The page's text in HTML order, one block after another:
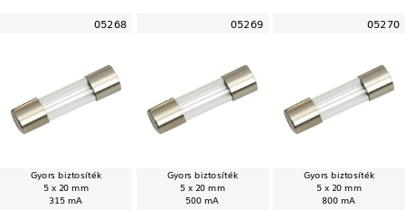
05268
Gyors biztosíték
5 x 20 mm
315 mA
05269
Gyors biztosíték
5 x 20 mm
500 mA
05270
Gyors biztosíték
5 x 20 mm
800 mA